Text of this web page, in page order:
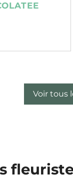
Voir tous